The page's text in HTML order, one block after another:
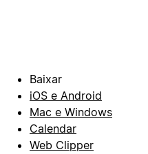
Baixar
iOS e Android
Mac e Windows
Calendar
Web Clipper